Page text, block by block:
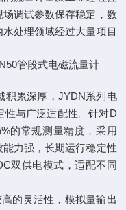
调试参数保存稳定，数
处理领域经过大量项目
管段式电磁流量计
积累深厚，JYDN系列电
性与广泛适配性。针对D
的常规测量精度，采用
力强，长期运行稳定性
双供电模式，适配不同
的灵活性，模拟量输出